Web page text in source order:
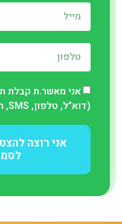
אני מאשר.ת קבלת
(דוא"ל, טלפון, SMS, הודעות וואצאפ)
אני רוצה